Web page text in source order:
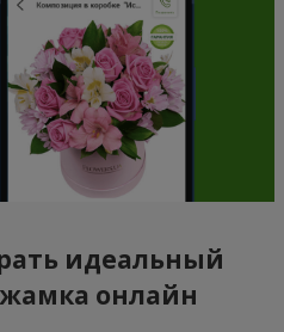
идеальный
онлайн